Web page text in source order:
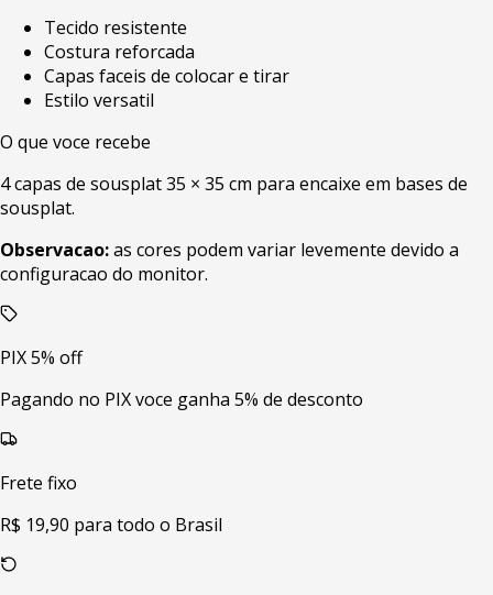
Tecido resistente
Costura reforcada
Capas faceis de colocar e tirar
Estilo versatil
O que voce recebe
4 capas de sousplat 35 × 35 cm para encaixe em bases de
sousplat.
Observacao:as cores podem variar levemente devido a
configuracao do monitor.
PIX 5% off
Pagando no PIX voce ganha 5% de desconto
Frete fixo
R$ 19,90 para todo o Brasil